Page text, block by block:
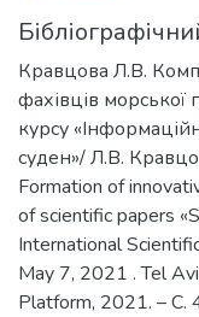
Кравцова Л.В.
фахівців морської
курсу
суден»/ Л.В.
Formation of
of scientific papers
International
May 7, 2021 . Tel
Platform, 2021. – С.